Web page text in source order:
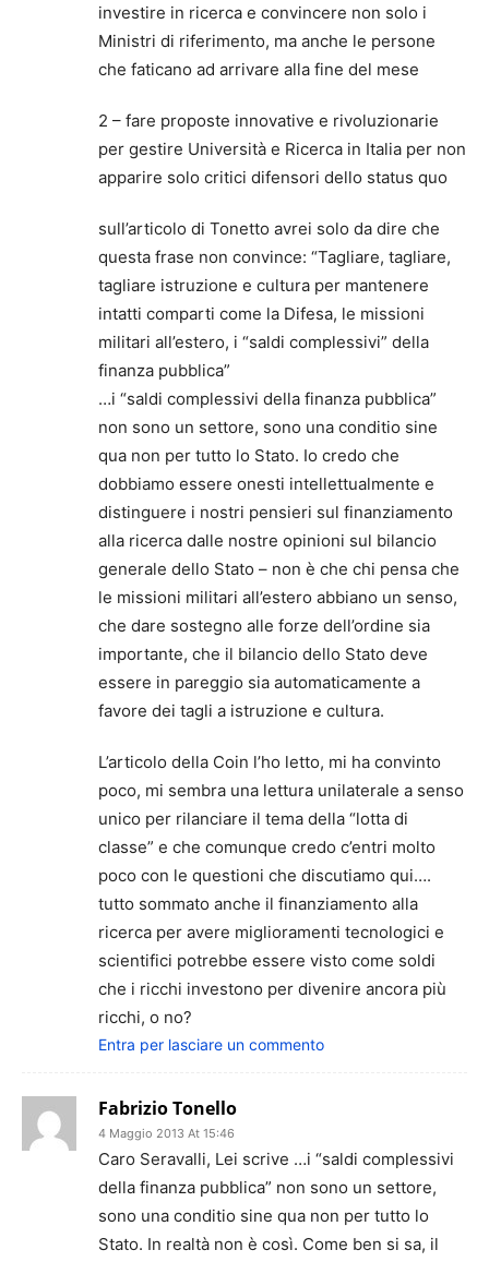
investire in ricerca e convincere non solo i
Ministri di riferimento, ma anche le persone
che faticano ad arrivare alla fine del mese
2 – fare proposte innovative e rivoluzionarie
per gestire Università e Ricerca in Italia per non
apparire solo critici difensori dello status quo
sull’articolo di Tonetto avrei solo da dire che
questa frase non convince: “Tagliare, tagliare,
tagliare istruzione e cultura per mantenere
intatti comparti come la Difesa, le missioni
militari all’estero, i “saldi complessivi” della
finanza pubblica”
…i “saldi complessivi della finanza pubblica”
non sono un settore, sono una conditio sine
qua non per tutto lo Stato. Io credo che
dobbiamo essere onesti intellettualmente e
distinguere i nostri pensieri sul finanziamento
alla ricerca dalle nostre opinioni sul bilancio
generale dello Stato – non è che chi pensa che
le missioni militari all’estero abbiano un senso,
che dare sostegno alle forze dell’ordine sia
importante, che il bilancio dello Stato deve
essere in pareggio sia automaticamente a
favore dei tagli a istruzione e cultura.
L’articolo della Coin l’ho letto, mi ha convinto
poco, mi sembra una lettura unilaterale a senso
unico per rilanciare il tema della “lotta di
classe” e che comunque credo c’entri molto
poco con le questioni che discutiamo qui….
tutto sommato anche il finanziamento alla
ricerca per avere miglioramenti tecnologici e
scientifici potrebbe essere visto come soldi
che i ricchi investono per divenire ancora più
ricchi, o no?
Entra per lasciare un commento
Fabrizio Tonello
4 Maggio 2013 At 15:46
Caro Seravalli, Lei scrive …i “saldi complessivi
della finanza pubblica” non sono un settore,
sono una conditio sine qua non per tutto lo
Stato. In realtà non è così. Come ben si sa, il